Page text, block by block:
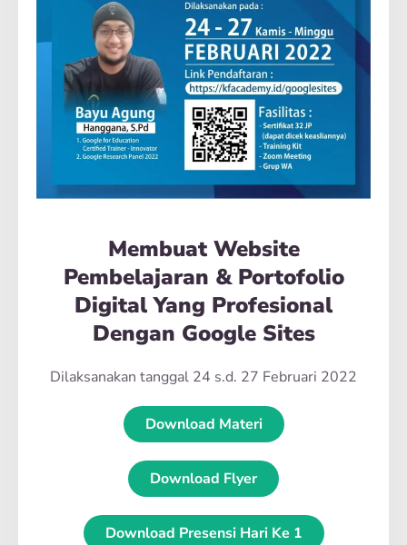
Membuat Website
Pembelajaran & Portofolio
Digital Yang Profesional
Dengan Google Sites
Dilaksanakan tanggal 24 s.d. 27 Februari 2022
Download Materi
Download Flyer
Download Presensi Hari Ke 1